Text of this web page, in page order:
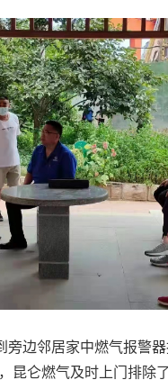
边邻居家中燃气报警
昆仑燃气及时上门排除